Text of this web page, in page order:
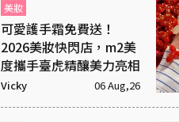
美妝
可愛護手霜免費送！
2026美妝快閃店，m2美
度攜手臺虎精釀美力亮相
Vicky 06 Aug,26